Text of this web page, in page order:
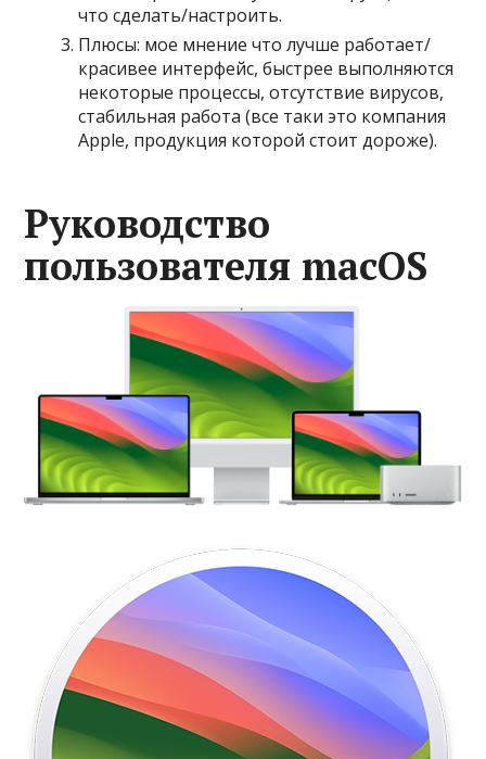
что сделать/настроить.
Плюсы: мое мнение что лучше работает/
красивее интерфейс, быстрее выполняются
некоторые процессы, отсутствие вирусов,
стабильная работа (все таки это компания
Apple, продукция которой стоит дороже).
Руководство
пользователя macOS